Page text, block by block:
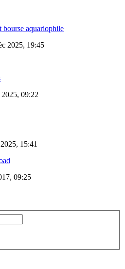
bourse aquariophile
2025, 19:45
09:22
15:41
09:25